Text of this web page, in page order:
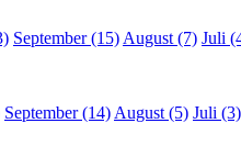
September (15)August (7) Juli
September (14)August (5) Juli (3)